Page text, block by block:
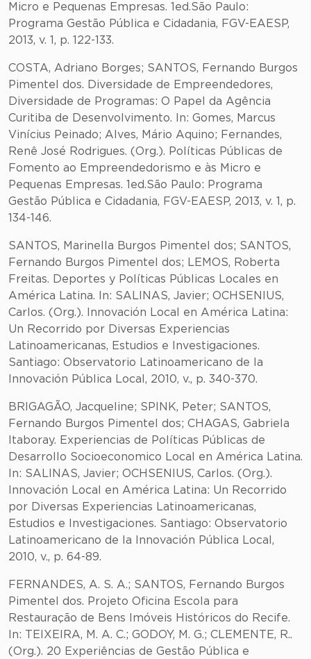
Micro e Pequenas Empresas. 1ed.São Paulo:
Programa Gestão Pública e Cidadania, FGV-EAESP,
2013, v. 1, p. 122-133.
COSTA, Adriano Borges; SANTOS, Fernando Burgos
Pimentel dos. Diversidade de Empreendedores,
Diversidade de Programas: O Papel da Agência
Curitiba de Desenvolvimento. In: Gomes, Marcus
Vinícius Peinado; Alves, Mário Aquino; Fernandes,
Renê José Rodrigues. (Org.). Políticas Públicas de
Fomento ao Empreendedorismo e às Micro e
Pequenas Empresas. 1ed.São Paulo: Programa
Gestão Pública e Cidadania, FGV-EAESP, 2013, v. 1, p.
134-146.
SANTOS, Marinella Burgos Pimentel dos; SANTOS,
Fernando Burgos Pimentel dos; LEMOS, Roberta
Freitas. Deportes y Políticas Públicas Locales en
América Latina. In: SALINAS, Javier; OCHSENIUS,
Carlos. (Org.). Innovación Local en América Latina:
Un Recorrido por Diversas Experiencias
Latinoamericanas, Estudios e Investigaciones.
Santiago: Observatorio Latinoamericano de la
Innovación Pública Local, 2010, v., p. 340-370.
BRIGAGÃO, Jacqueline; SPINK, Peter; SANTOS,
Fernando Burgos Pimentel dos; CHAGAS, Gabriela
Itaboray. Experiencias de Políticas Públicas de
Desarrollo Socioeconomico Local en América Latina.
In: SALINAS, Javier; OCHSENIUS, Carlos. (Org.).
Innovación Local en América Latina: Un Recorrido
por Diversas Experiencias Latinoamericanas,
Estudios e Investigaciones. Santiago: Observatorio
Latinoamericano de la Innovación Pública Local,
2010, v., p. 64-89.
FERNANDES, A. S. A.; SANTOS, Fernando Burgos
Pimentel dos. Projeto Oficina Escola para
Restauração de Bens Imóveis Históricos do Recife.
In: TEIXEIRA, M. A. C.; GODOY, M. G.; CLEMENTE, R..
(Org.). 20 Experiências de Gestão Pública e